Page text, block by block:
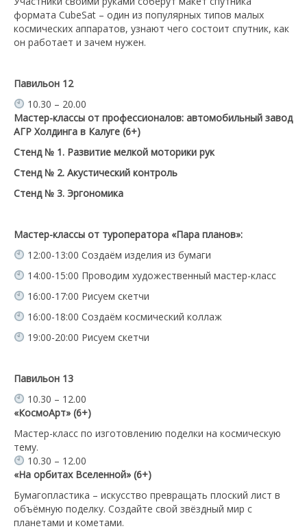
формата CubeSat – один из популярных типов малых
космических аппаратов, узнают чего состоит спутник, как
он работает и зачем нужен.
Павильон 12
10.30 – 20.00
Мастер-классы от профессионалов: автомобильный завод
АГР Холдинга в Калуге (6+)
Стенд № 1. Развитие мелкой моторики рук
Стенд № 2. Акустический контроль
Стенд № 3. Эргономика
Мастер-классы от туроператора «Пара планов»:
12:00-13:00 Создаём изделия из бумаги
14:00-15:00 Проводим художественный мастер-класс
16:00-17:00 Рисуем скетчи
16:00-18:00 Создаём космический коллаж
19:00-20:00 Рисуем скетчи
Павильон 13
10.30 – 12.00
«КосмоАрт» (6+)
Мастер-класс по изготовлению поделки на космическую
тему.
10.30 – 12.00
«На орбитах Вселенной» (6+)
Бумагопластика – искусство превращать плоский лист в
объёмную поделку. Создайте свой звёздный мир с
планетами и кометами.